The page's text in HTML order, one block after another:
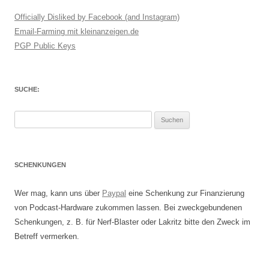
Officially Disliked by Facebook (and Instagram)
Email-Farming mit kleinanzeigen.de
PGP Public Keys
SUCHE:
SCHENKUNGEN
Wer mag, kann uns über Paypal eine Schenkung zur Finanzierung
von Podcast-Hardware zukommen lassen. Bei zweckgebundenen
Schenkungen, z. B. für Nerf-Blaster oder Lakritz bitte den Zweck im
Betreff vermerken.